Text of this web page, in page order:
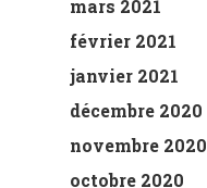
mars 2021
février 2021
janvier 2021
décembre 2020
novembre 2020
octobre 2020